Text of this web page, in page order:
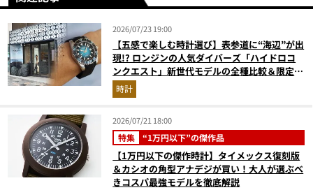
2026/07/23 19:00
【五感で楽しむ時計選び】表参道に“海辺”が出
現!? ロンジンの人気ダイバーズ「ハイドロコ
ンクエスト」新世代モデルの全種比較＆限定品
が揃う激アツ空間へ！
時計
2026/07/21 18:00
特集 “1万円以下”の傑作品
【1万円以下の傑作時計】タイメックス復刻版
＆カシオの角型アナデジが買い！大人が選ぶべ
きコスパ最強モデルを徹底解説